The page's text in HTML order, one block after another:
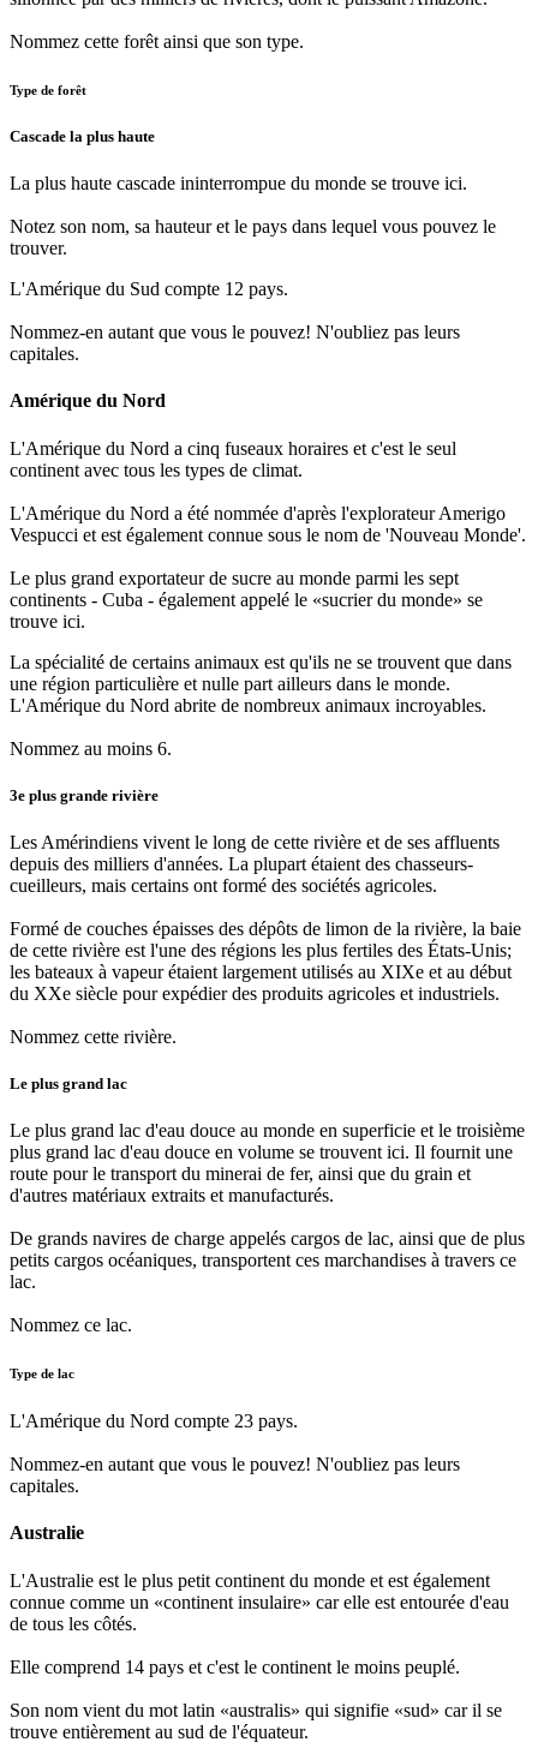
Nommez cette forêt ainsi que son type.
Type de forêt
Cascade la plus haute
La plus haute cascade ininterrompue du monde se trouve ici.
Notez son nom, sa hauteur et le pays dans lequel vous pouvez le
trouver.
L'Amérique du Sud compte 12 pays.
Nommez-en autant que vous le pouvez! N'oubliez pas leurs
capitales.
Amérique du Nord
L'Amérique du Nord a cinq fuseaux horaires et c'est le seul
continent avec tous les types de climat.
L'Amérique du Nord a été nommée d'après l'explorateur Amerigo
Vespucci et est également connue sous le nom de 'Nouveau Monde'.
Le plus grand exportateur de sucre au monde parmi les sept
continents - Cuba - également appelé le «sucrier du monde» se
trouve ici.
La spécialité de certains animaux est qu'ils ne se trouvent que dans
une région particulière et nulle part ailleurs dans le monde.
L'Amérique du Nord abrite de nombreux animaux incroyables.
Nommez au moins 6.
3e plus grande rivière
Les Amérindiens vivent le long de cette rivière et de ses affluents
depuis des milliers d'années. La plupart étaient des chasseurs-
cueilleurs, mais certains ont formé des sociétés agricoles.
Formé de couches épaisses des dépôts de limon de la rivière, la baie
de cette rivière est l'une des régions les plus fertiles des États-Unis;
les bateaux à vapeur étaient largement utilisés au XIXe et au début
du XXe siècle pour expédier des produits agricoles et industriels.
Nommez cette rivière.
Le plus grand lac
Le plus grand lac d'eau douce au monde en superficie et le troisième
plus grand lac d'eau douce en volume se trouvent ici. Il fournit une
route pour le transport du minerai de fer, ainsi que du grain et
d'autres matériaux extraits et manufacturés.
De grands navires de charge appelés cargos de lac, ainsi que de plus
petits cargos océaniques, transportent ces marchandises à travers ce
lac.
Nommez ce lac.
Type de lac
L'Amérique du Nord compte 23 pays.
Nommez-en autant que vous le pouvez! N'oubliez pas leurs
capitales.
Australie
L'Australie est le plus petit continent du monde et est également
connue comme un «continent insulaire» car elle est entourée d'eau
de tous les côtés.
Elle comprend 14 pays et c'est le continent le moins peuplé.
Son nom vient du mot latin «australis» qui signifie «sud» car il se
trouve entièrement au sud de l'équateur.